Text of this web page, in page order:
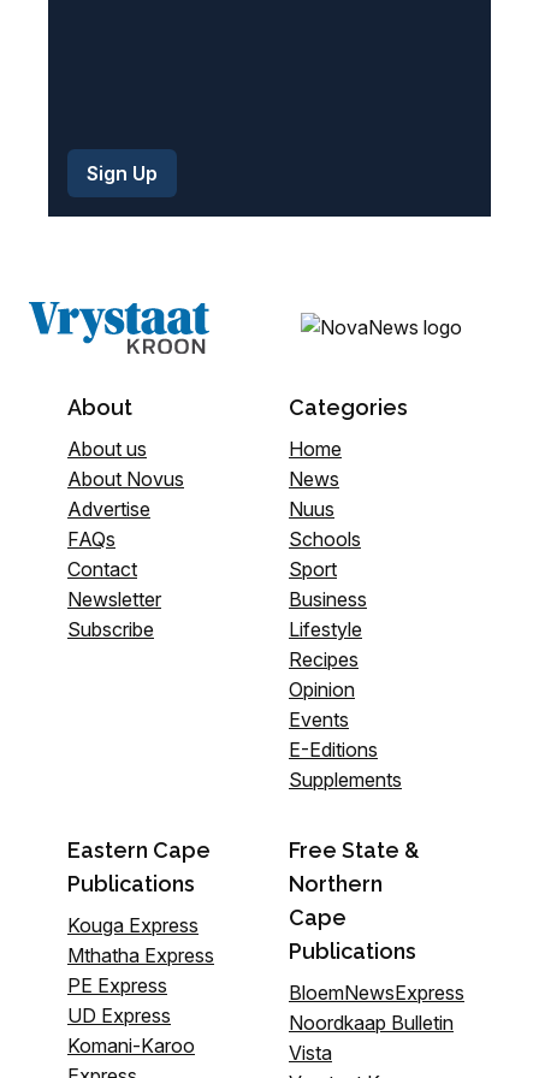
About
About us
About Novus
Advertise
FAQs
Contact
Newsletter
Subscribe
Categories
Home
News
Nuus
Schools
Sport
Business
Lifestyle
Recipes
Opinion
Events
E-Editions
Supplements
Eastern Cape
Publications
Kouga Express
Mthatha Express
PE Express
UD Express
Komani-Karoo
Free State &
Northern
Cape
Publications
BloemNewsExpress
Noordkaap Bulletin
Vista